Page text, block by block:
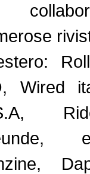
Wired